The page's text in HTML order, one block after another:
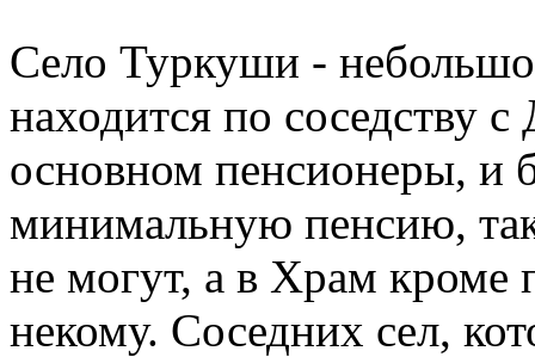
Село Туркуши -
находится по соседству
основном пенсионеры, и
минимальную пенсию,
не могут, а в Храм
некому. Соседних сел,